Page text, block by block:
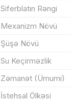
Siferblatın Rəngi
Mexanizm Növü
Şüşə Növü
Su Keçirməzlik
Zəmanət (Ümumi)
İstehsal Ölkəsi